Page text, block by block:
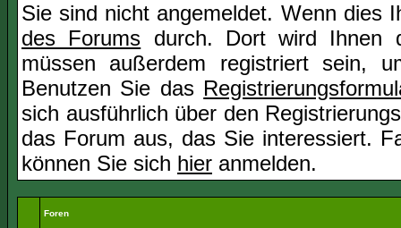
Sie sind nicht angemeldet. Wenn
des Forums durch. Dort wird Ihnen
müssen außerdem registriert sein,
Benutzen Sie das
sich ausführlich über den
das Forum aus, das Sie interessiert.
können Sie sich hier anmelden.
Foren